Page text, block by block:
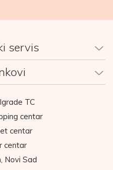
servis
TC
centar
centar
centar
Novi Sad